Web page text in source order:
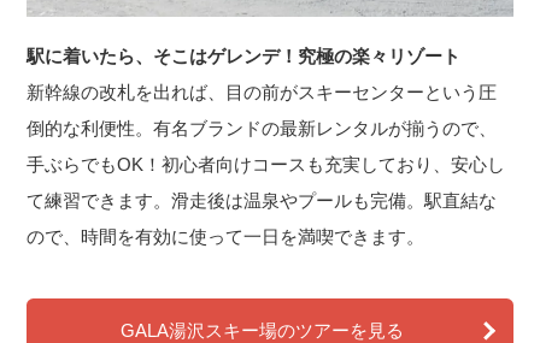
駅に着いたら、そこはゲレンデ！究極の楽々リゾート
新幹線の改札を出れば、目の前がスキーセンターという圧
倒的な利便性。有名ブランドの最新レンタルが揃うので、
手ぶらでもOK！初心者向けコースも充実しており、安心し
て練習できます。滑走後は温泉やプールも完備。駅直結な
ので、時間を有効に使って一日を満喫できます。
GALA湯沢スキー場のツアーを見る